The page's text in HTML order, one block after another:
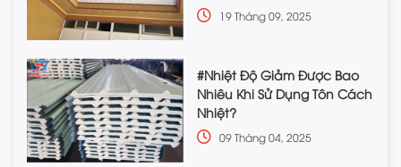
19 Tháng 09, 2025
#Nhiệt Độ Giảm Được Bao
Nhiêu Khi Sử Dụng Tôn Cách
Nhiệt?
09 Tháng 04, 2025